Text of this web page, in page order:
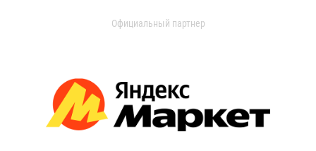
Официальный партнер